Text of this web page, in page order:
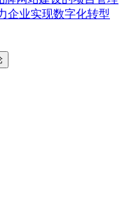
企业实现数字化转型